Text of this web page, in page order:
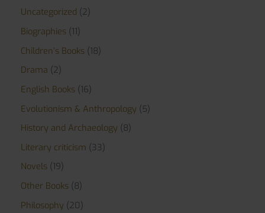
Uncategorized 2
Biographies 11
Children’s Books 18
Drama 2
English Books 16
Evolutionism & Anthropology 5
History and Archaeology 8
Literary criticism 33
Novels 19
Other Books 8
Philosophy 20